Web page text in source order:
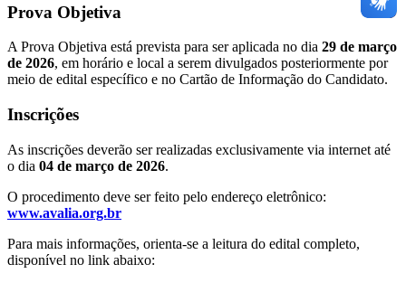
Prova Objetiva
A Prova Objetiva está prevista para ser aplicada no dia 29 de março
de 2026, em horário e local a serem divulgados posteriormente por
meio de edital específico e no Cartão de Informação do Candidato.
Inscrições
As inscrições deverão ser realizadas exclusivamente via internet até
o dia 04 de março de 2026.
O procedimento deve ser feito pelo endereço eletrônico:
www.avalia.org.br
Para mais informações, orienta-se a leitura do edital completo,
disponível no link abaixo: